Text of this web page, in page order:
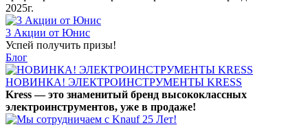
2025г.
3 Акции от Юнис
Успей получить призы!
Блог
НОВИНКА! ЭЛЕКТРОИНСТРУМЕНТЫ KRESS
Kress — это знаменитый бренд высококлассных
электроинструментов, уже в продаже!